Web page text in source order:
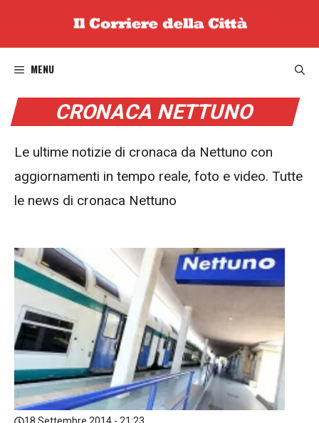
MENU
CRONACA NETTUNO
Le ultime notizie di cronaca da Nettuno con
aggiornamenti in tempo reale, foto e video. Tutte
le news di cronaca Nettuno